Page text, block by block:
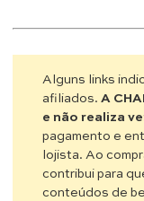
Alguns links
afiliados.A
e não realiza
pagamento e
lojista. Ao
contribui para
conteúdos de